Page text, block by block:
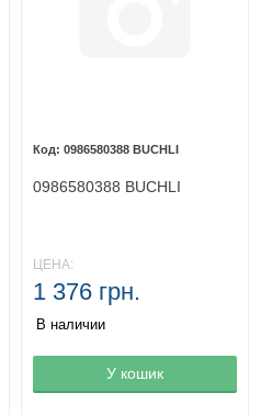
Товар в корзине
0986580388 BUCHLI
0986580388 BUCHLI
ЦЕНА:
1 376 грн.
В наличии
У кошик